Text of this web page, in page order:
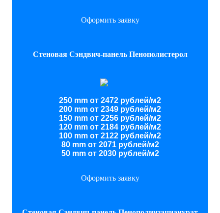
Оформить заявку
Стеновая Сэндвич-панель Пенополистерол
250 mm от 2472 рублей/м2
200 mm от 2349 рублей/м2
150 mm от 2256 рублей/м2
120 mm от 2184 рублей/м2
100 mm от 2122 рублей/м2
80 mm от 2071 рублей/м2
50 mm от 2030 рублей/м2
Оформить заявку